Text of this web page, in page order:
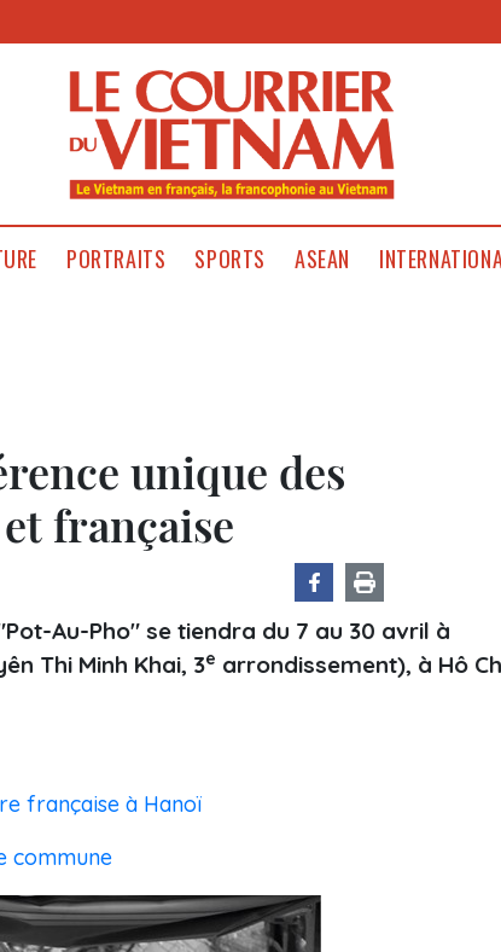
PORTRAITS SPORTS ASEAN
unique des
française
Au-Pho" se tiendra du 7 au 30 avril à
Thi Minh Khai, 3e arrondissement), à Hô
française à Hanoï
commune